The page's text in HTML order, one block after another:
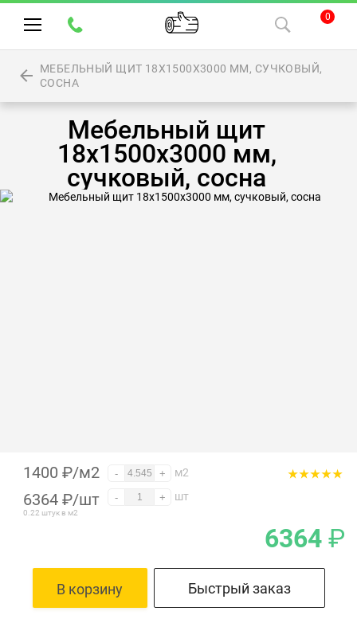
0
МЕБЕЛЬНЫЙ ЩИТ 18Х1500Х3000 ММ, СУЧКОВЫЙ,
СОСНА
Мебельный щит
18х1500х3000 мм,
сучковый, сосна
1400 ₽/м2 - + м2
6364 ₽/шт
0.22 штук в м2
- + шт
6364 ₽
В корзину Быстрый заказ